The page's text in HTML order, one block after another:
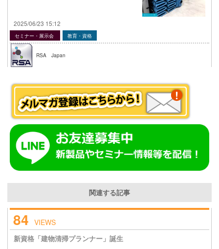
2025/06/23 15:12
セミナー・展示会 教育・資格
RSA Japan
関連する記事
84 VIEWS
新資格「建物清掃プランナー」誕生